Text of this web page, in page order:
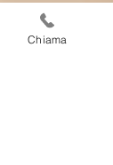
Chiama